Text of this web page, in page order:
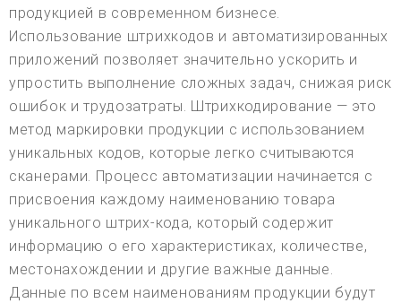
продукцией в современном бизнесе.
Использование штрихкодов и автоматизированных
приложений позволяет значительно ускорить и
упростить выполнение сложных задач, снижая риск
ошибок и трудозатраты. Штрихкодирование — это
метод маркировки продукции с использованием
уникальных кодов, которые легко считываются
сканерами. Процесс автоматизации начинается с
присвоения каждому наименованию товара
уникального штрих-кода, который содержит
информацию о его характеристиках, количестве,
местонахождении и другие важные данные.
Данные по всем наименованиям продукции будут